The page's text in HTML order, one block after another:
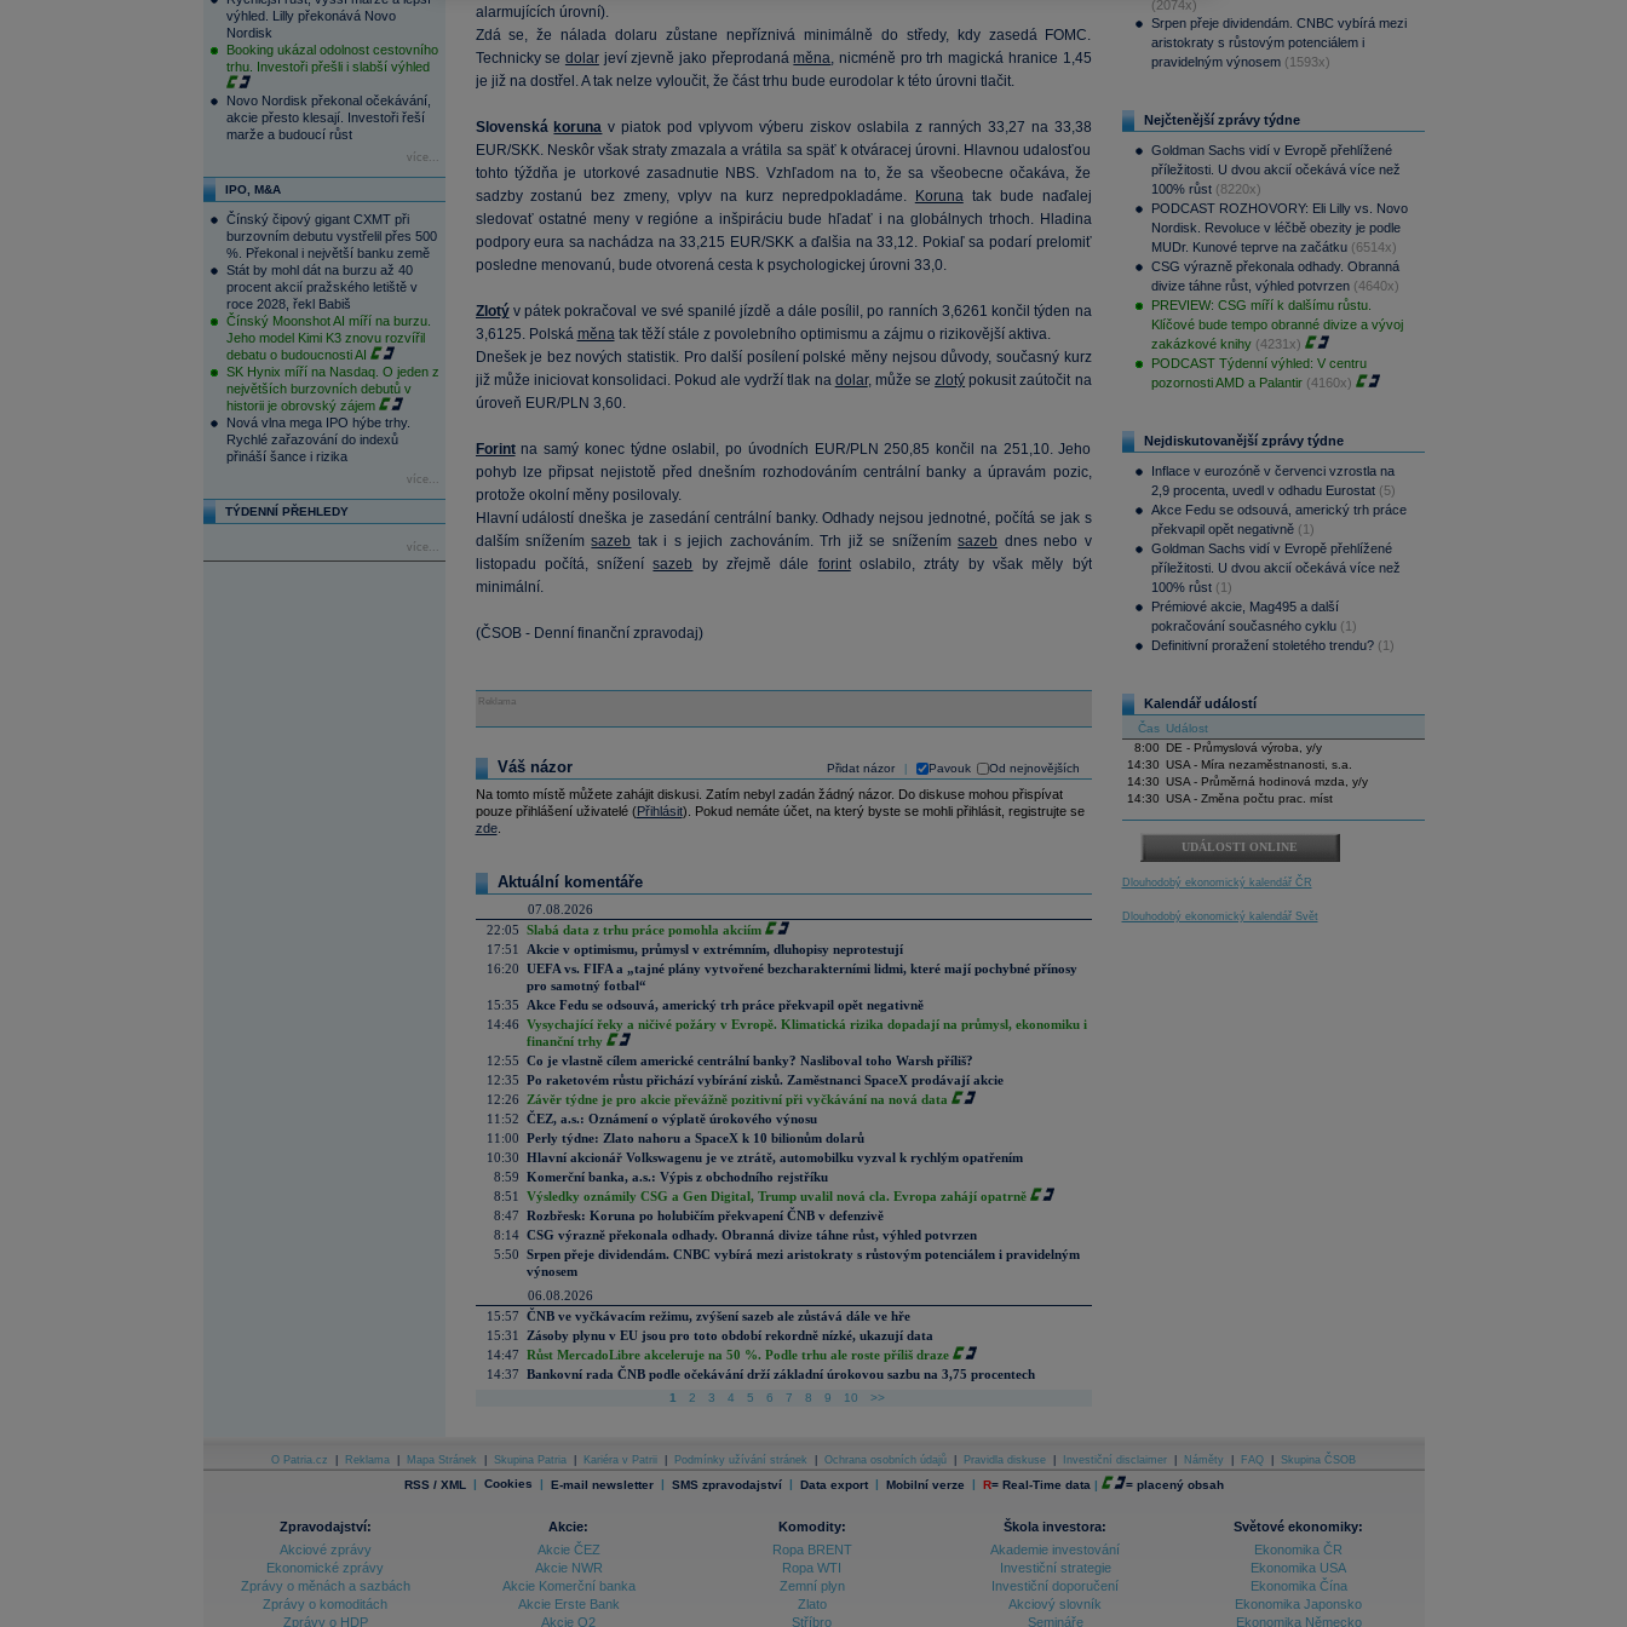
výhled. Lilly překonává Novo
Nordisk
Booking ukázal odolnost cestovního
trhu. Investoři přešli i slabší výhled
Novo Nordisk překonal očekávání,
akcie přesto klesají. Investoři řeší
marže a budoucí růst
více...
IPO, M&A
Čínský čipový gigant CXMT při
burzovním debutu vystřelil přes 500
%. Překonal i největší banku země
Stát by mohl dát na burzu až 40
procent akcií pražského letiště v
roce 2028, řekl Babiš
Čínský Moonshot AI míří na burzu.
Jeho model Kimi K3 znovu rozvířil
debatu o budoucnosti AI
SK Hynix míří na Nasdaq. O jeden z
největších burzovních debutů v
historii je obrovský zájem
Nová vlna mega IPO hýbe trhy.
Rychlé zařazování do indexů
přináší šance i rizika
více...
TÝDENNÍ PŘEHLEDY
více...
alarmujících úrovní).
Zdá se, že nálada dolaru zůstane nepříznivá minimálně do středy, kdy zasedá FOMC.
Technicky se dolarjeví zjevně jako přeprodanáměna, nicméně pro trh magická hranice 1,45
je již na dostřel. A tak nelze vyloučit, že část trhu bude eurodolar k této úrovni tlačit.
Slovenská koruna v piatok pod vplyvom výberu ziskov oslabila z ranných 33,27 na 33,38
EUR/SKK. Neskôr však straty zmazala a vrátila sa späť k otváracej úrovni. Hlavnou udalosťou
tohto týždňa je utorkové zasadnutie NBS. Vzhľadom na to, že sa všeobecne očakáva, že
sadzby zostanú bez zmeny, vplyv na kurz nepredpokladáme.
Korunatak bude naďalej
sledovať ostatné meny v regióne a inšpiráciu bude hľadať i na globálnych trhoch. Hladina
podpory eura sa nachádza na 33,215 EUR/SKK a ďalšia na 33,12. Pokiaľ sa podarí prelomiť
posledne menovanú, bude otvorená cesta k psychologickej úrovni 33,0.
Zlotýv pátek pokračoval ve své spanilé jízdě a dále posílil, po ranních 3,6261 končil týden na
3,6125. Polská měnatak těží stále z povolebního optimismu a zájmu o rizikovější aktiva.
Dnešek je bez nových statistik. Pro další posílení polské měny nejsou důvody, současný kurz
již může iniciovat konsolidaci. Pokud ale vydrží tlak na dolar, může sezlotý pokusit zaútočit na
úroveň EUR/PLN 3,60.
Forintna samý konec týdne oslabil, po úvodních EUR/PLN 250,85 končil na 251,10. Jeho
pohyb lze připsat nejistotě před dnešním rozhodováním centrální banky a úpravám pozic,
protože okolní měny posilovaly.
Hlavní událostí dneška je zasedání centrální banky. Odhady nejsou jednotné, počítá se jak s
dalším sníženímsazeb tak i s jejich zachováním. Trh již se sníženímsazeb dnes nebo v
listopadu počítá, sníženísazeb by zřejmě dále forintoslabilo, ztráty by však měly být
minimální.
(ČSOB - Denní finanční zpravodaj)
Reklama
Přidat názor Pavouk Od nejnovějších
Váš názor
Na tomto místě můžete zahájit diskusi. Zatím nebyl zadán žádný názor. Do diskuse mohou přispívat
pouze přihlášení uživatelé (Přihlásit). Pokud nemáte účet, na který byste se mohli přihlásit, registrujte se
zde.
Aktuální komentáře
07.08.2026
22:05 Slabá data z trhu práce pomohla akciím
17:51
Akcie v optimismu, průmysl v extrémním, dluhopisy neprotestují
16:20 UEFA vs. FIFA a „tajné plány vytvořené bezcharakterními lidmi, které mají pochybné přínosy
pro samotný fotbal“
15:35
Akce Fedu se odsouvá, americký trh práce překvapil opět negativně
14:46 Vysychající řeky a ničivé požáry v Evropě. Klimatická rizika dopadají na průmysl, ekonomiku i
finanční trhy
12:55 Co je vlastně cílem americké centrální banky? Nasliboval toho Warsh příliš?
12:35 Po raketovém růstu přichází vybírání zisků. Zaměstnanci SpaceX prodávají akcie
12:26
Závěr týdne je pro akcie převážně pozitivní při vyčkávání na nová data
11:52 ČEZ, a.s.: Oznámení o výplatě úrokového výnosu
11:00 Perly týdne: Zlato nahoru a SpaceX k 10 bilionům dolarů
10:30 Hlavní akcionář Volkswagenu je ve ztrátě, automobilku vyzval k rychlým opatřením
8:59 Komerční banka, a.s.: Výpis z obchodního rejstříku
8:51
Výsledky oznámily CSG a Gen Digital, Trump uvalil nová cla. Evropa zahájí opatrně
8:47 Rozbřesk: Koruna po holubičím překvapení ČNB v defenzivě
8:14 CSG výrazně překonala odhady. Obranná divize táhne růst, výhled potvrzen
5:50 Srpen přeje dividendám. CNBC vybírá mezi aristokraty s růstovým potenciálem i pravidelným
výnosem
06.08.2026
15:57 ČNB ve vyčkávacím režimu, zvýšení sazeb ale zůstává dále ve hře
15:31
Zásoby plynu v EU jsou pro toto období rekordně nízké, ukazují data
14:47 Růst MercadoLibre akceleruje na 50 %. Podle trhu ale roste příliš draze
14:37 Bankovní rada ČNB podle očekávání drží základní úrokovou sazbu na 3,75 procentech
1 2 3 4 5 6 7 8 9 10 >>
(2074x)
Srpen přeje dividendám. CNBC vybírá mezi
aristokraty s růstovým potenciálem i
pravidelným výnosem (1593x)
Nejčtenější zprávy týdne
Goldman Sachs vidí v Evropě přehlížené
příležitosti. U dvou akcií očekává více než
100% růst (8220x)
PODCAST ROZHOVORY: Eli Lilly vs. Novo
Nordisk. Revoluce v léčbě obezity je podle
MUDr. Kunové teprve na začátku (6514x)
CSG výrazně překonala odhady. Obranná
divize táhne růst, výhled potvrzen (4640x)
PREVIEW: CSG míří k dalšímu růstu.
Klíčové bude tempo obranné divize a vývoj
zakázkové knihy (4231x)
PODCAST Týdenní výhled: V centru
pozornosti AMD a Palantir (4160x)
Nejdiskutovanější zprávy týdne
Inflace v eurozóně v červenci vzrostla na
2,9 procenta, uvedl v odhadu Eurostat (5)
Akce Fedu se odsouvá, americký trh práce
překvapil opět negativně (1)
Goldman Sachs vidí v Evropě přehlížené
příležitosti. U dvou akcií očekává více než
100% růst (1)
Prémiové akcie, Mag495 a další
pokračování současného cyklu (1)
Definitivní proražení stoletého trendu? (1)
Kalendář událostí
Čas Událost
8:00
DE - Průmyslová výroba, y/y
14:30 USA - Míra nezaměstnanosti, s.a.
14:30 USA - Průměrná hodinová mzda, y/y
14:30 USA - Změna počtu prac. míst
UDÁLOSTI ONLINE
Dlouhodobý ekonomický kalendář ČR
Dlouhodobý ekonomický kalendář Svět
O Patria.cz Reklama Mapa Stránek Skupina Patria Kariéra v Patrii Podmínky užívání stránek Ochrana osobních údajů Pravidla diskuse Investiční disclaimer Náměty FAQ Skupina ČSOB
RSS / XML | Cookies | E-mail newsletter | SMS zpravodajství | Data export | Mobilní verze | R= Real-Time data | = placený obsah
Zpravodajství:
Akciové zprávy
Ekonomické zprávy
Zprávy o měnách a sazbách
Zprávy o komoditách
Zprávy o HDP
Akcie:
Akcie ČEZ
Akcie NWR
Akcie Komerční banka
Akcie Erste Bank
Akcie O2
Komodity:
Ropa BRENT
Ropa WTI
Zemní plyn
Zlato
Stříbro
Škola investora:
Akademie investování
Investiční strategie
Investiční doporučení
Akciový slovník
Semináře
Světové ekonomiky:
Ekonomika ČR
Ekonomika USA
Ekonomika Čína
Ekonomika Japonsko
Ekonomika Německo